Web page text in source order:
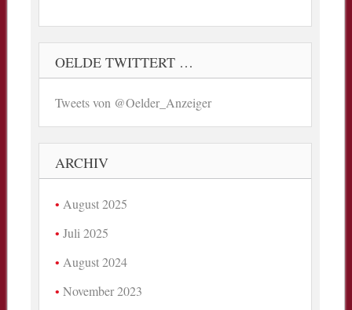
OELDE TWITTERT …
Tweets von @Oelder_Anzeiger
ARCHIV
August 2025
Juli 2025
August 2024
November 2023